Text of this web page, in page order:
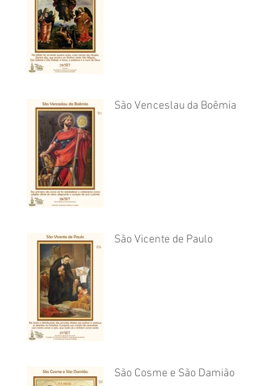
São Venceslau da Boêmia
São Vicente de Paulo
São Cosme e São Damião